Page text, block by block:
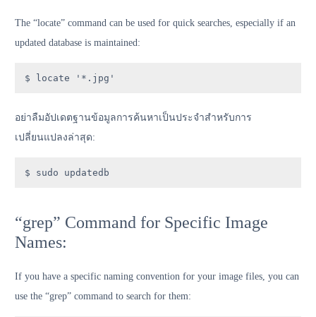
The “locate” command can be used for quick searches, especially if an
updated database is maintained:
$ locate '*.jpg'
อย่าลืมอัปเดตฐานข้อมูลการค้นหาเป็นประจำสำหรับการ
เปลี่ยนแปลงล่าสุด:
$ sudo updatedb
“grep” Command for Specific Image
Names:
If you have a specific naming convention for your image files, you can
use the “grep” command to search for them: